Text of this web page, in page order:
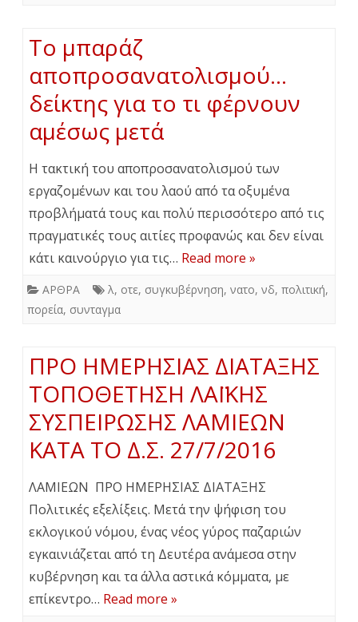
Το μπαράζ
αποπροσανατολισμού…
δείκτης για το τι φέρνουν
αμέσως μετά
Η τακτική του αποπροσανατολισμού των
εργαζομένων και του λαού από τα οξυμένα
προβλήματά τους και πολύ περισσότερο από τις
πραγματικές τους αιτίες προφανώς και δεν είναι
κάτι καινούργιο για τις… Read more »
ΑΡΘΡΑ λ, οτε, συγκυβέρνηση, νατο, νδ, πολιτική,
πορεία, συνταγμα
ΠΡΟ ΗΜΕΡΗΣΙΑΣ ΔΙΑΤΑΞΗΣ
ΤΟΠΟΘΕΤΗΣΗ ΛΑΪΚΗΣ
ΣΥΣΠΕΙΡΩΣΗΣ ΛΑΜΙΕΩΝ
ΚΑΤΑ ΤΟ Δ.Σ. 27/7/2016
ΛΑΜΙΕΩΝ ΠΡΟ ΗΜΕΡΗΣΙΑΣ ΔΙΑΤΑΞΗΣ
Πολιτικές εξελίξεις. Μετά την ψήφιση του
εκλογικού νόμου, ένας νέος γύρος παζαριών
εγκαινιάζεται από τη Δευτέρα ανάμεσα στην
κυβέρνηση και τα άλλα αστικά κόμματα, με
επίκεντρο… Read more »